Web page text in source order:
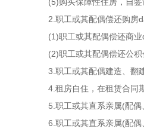
2.职工或其配偶偿还购房
(1)职工或其配偶偿还商业
(2)职工或其配偶偿还公积
3.职工或其配偶建造、翻
4.租房自住，在租赁合同
5.职工或其直系亲属(配偶
6.职工或其直系亲属(配偶